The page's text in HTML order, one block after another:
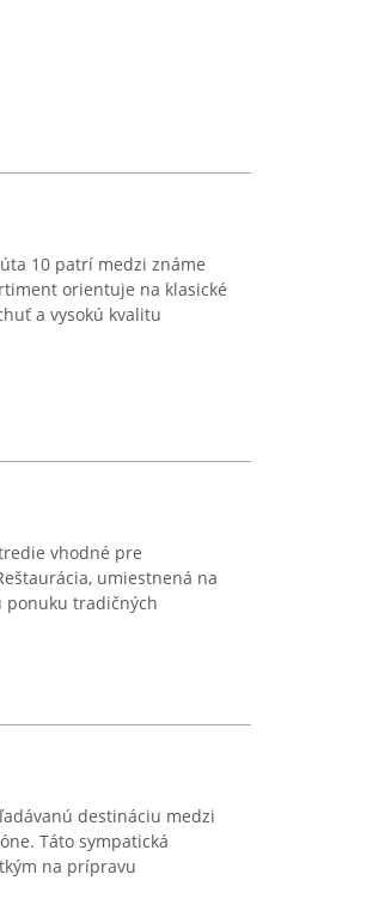
10 patrí medzi známe
orientuje na klasické
a vysokú kvalitu
vhodné pre
umiestnená na
ponuku tradičných
destináciu medzi
Táto sympatická
na prípravu